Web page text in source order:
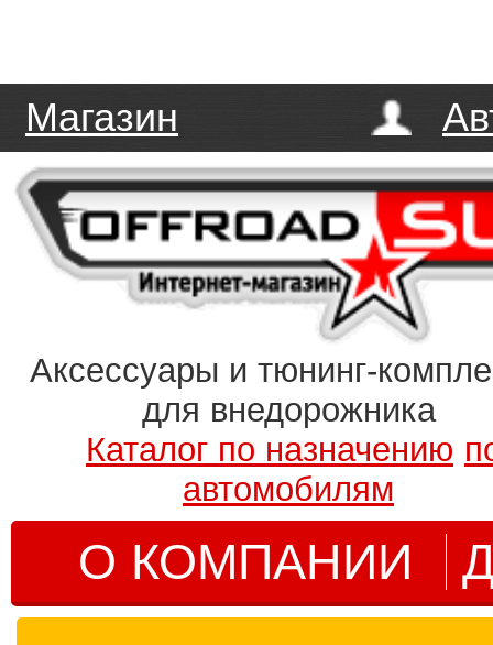
Магазин
Аксессуары и тюнинг-
для внедорожника
Каталог по назначению
автомобилям
О КОМПАНИИ